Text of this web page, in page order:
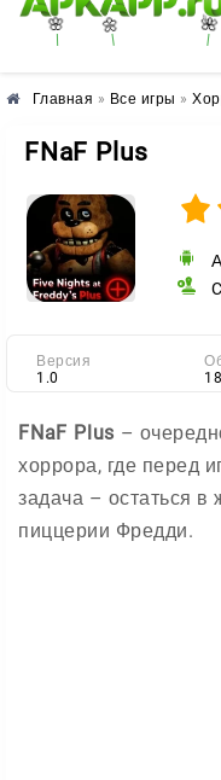
🌸 🌼 🌺
Главная » Все игры »
FNaF Plus
Версия
1.0
FNaF Plus –
хоррора, где перед
задача – остаться
пиццерии Фредди.